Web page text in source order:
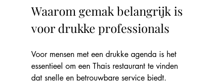
Waarom gemak belangrijk is
voor drukke professionals
Voor mensen met een drukke agenda is het
essentieel om een Thais restaurant te vinden
dat snelle en betrouwbare service biedt.